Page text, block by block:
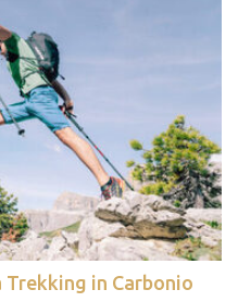
in Carbonio